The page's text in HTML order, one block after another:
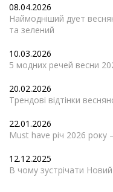
08.04.2026
Наймодніший дует
та зелений
10.03.2026
5 модних речей весни
20.02.2026
Трендові відтінки
22.01.2026
Must have річ 2026 року
12.12.2025
В чому зустрічати Новий